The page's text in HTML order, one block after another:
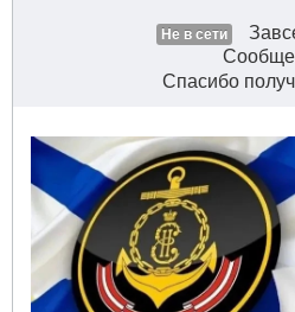
Не в сети
Спасибо